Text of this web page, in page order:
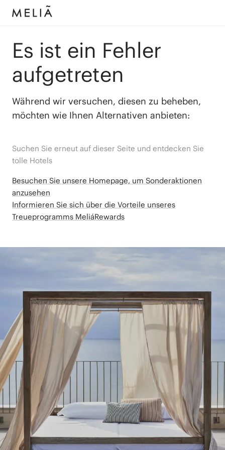
Es ist ein Fehler
aufgetreten
Während wir versuchen, diesen zu beheben,
möchten wie Ihnen Alternativen anbieten:
Suchen Sie erneut auf dieser Seite und entdecken Sie
tolle Hotels
Besuchen Sie unsere Homepage, um Sonderaktionen
anzusehen
Informieren Sie sich über die Vorteile unseres
Treueprogramms MeliáRewards